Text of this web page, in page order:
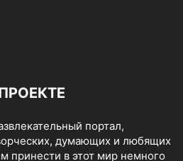
портал,
думающих и любящих
принести в этот мир немного